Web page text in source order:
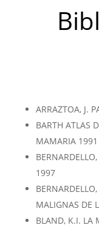
ARRAZTOA, J.
BARTH ATLAS
MAMARIA 1991
1997
MALIGNAS DE
BLAND, K.I. LA